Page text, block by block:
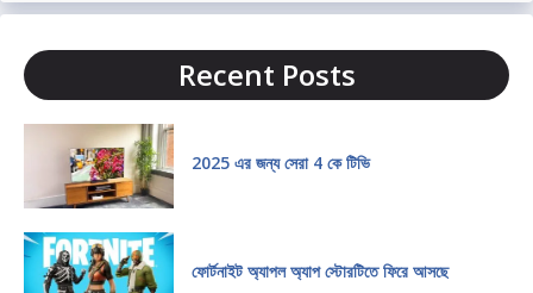
Recent Posts
2025 এর জন্য সেরা 4 কে টিভি
ফোর্টনাইট অ্যাপল অ্যাপ স্টোরটিতে ফিরে আসছে